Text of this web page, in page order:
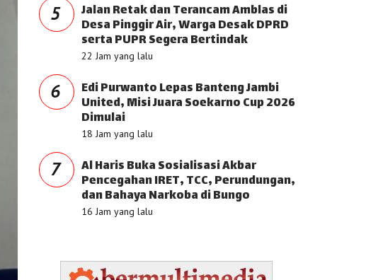
5 Jalan Retak dan Terancam Amblas di
Desa Pinggir Air, Warga Desak DPRD
serta PUPR Segera Bertindak
22 Jam yang lalu
6 Edi Purwanto Lepas Banteng Jambi
United, Misi Juara Soekarno Cup 2026
Dimulai
18 Jam yang lalu
7 Al Haris Buka Sosialisasi Akbar
Pencegahan IRET, TCC, Perundungan,
dan Bahaya Narkoba di Bungo
16 Jam yang lalu